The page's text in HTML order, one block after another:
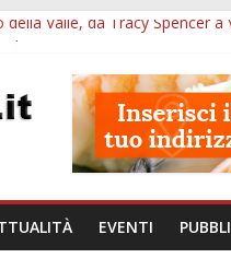
Valle, da Tracy Spencer a
Museo della Natura e
il corpo umano si esplora
per tutto agosto: chi entra
EVENTI